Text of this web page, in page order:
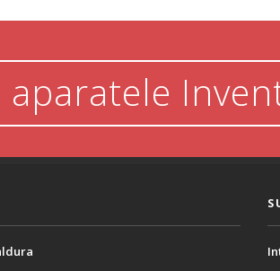
aparatele